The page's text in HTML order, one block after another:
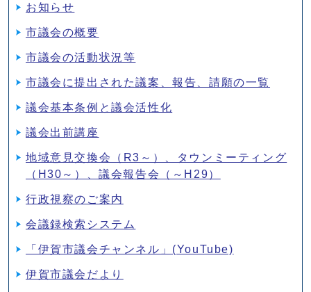
お知らせ
市議会の概要
市議会の活動状況等
市議会に提出された議案、報告、請願の一覧
議会基本条例と議会活性化
議会出前講座
地域意見交換会（R3～）、タウンミーティング
（H30～）、議会報告会（～H29）
行政視察のご案内
会議録検索システム
「伊賀市議会チャンネル」(YouTube)
伊賀市議会だより